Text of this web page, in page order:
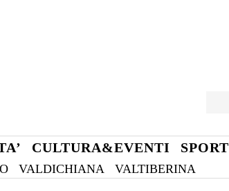
CULTURA&EVENTI SPORT
VALDICHIANA VALTIBERINA